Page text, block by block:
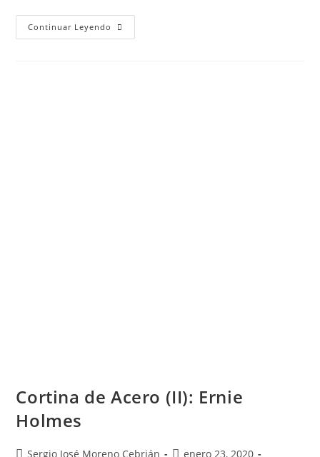
Continuar Leyendo
Cortina de Acero (II): Ernie
Holmes
Sergio José Moreno Cebrián
enero 23, 2020